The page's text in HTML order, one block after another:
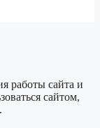
работы сайта и
сайтом,
.